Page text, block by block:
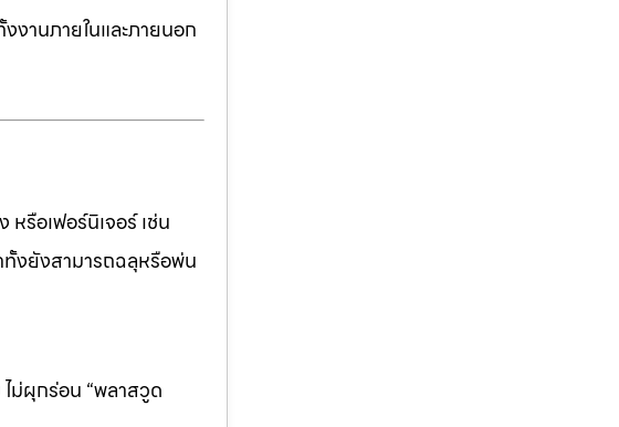
งานภายในและภายนอก
รือเฟอร์นิเจอร์ เช่น
ทั้งยังสามารถฉลุหรือพ่น
ม่ผุกร่อน “พลาสวูด